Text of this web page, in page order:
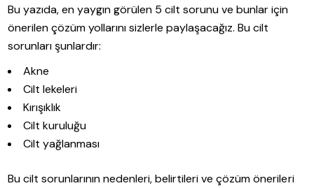
Bu yazıda, en yaygın görülen 5 cilt sorunu ve bunlar için
önerilen çözüm yollarını sizlerle paylaşacağız. Bu cilt
sorunları şunlardır:
Akne
Cilt lekeleri
Kırışıklık
Cilt kuruluğu
Cilt yağlanması
Bu cilt sorunlarının nedenleri, belirtileri ve çözüm önerileri